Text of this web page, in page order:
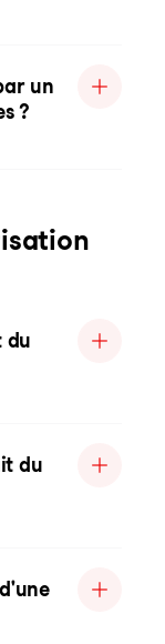
un
?
du
du